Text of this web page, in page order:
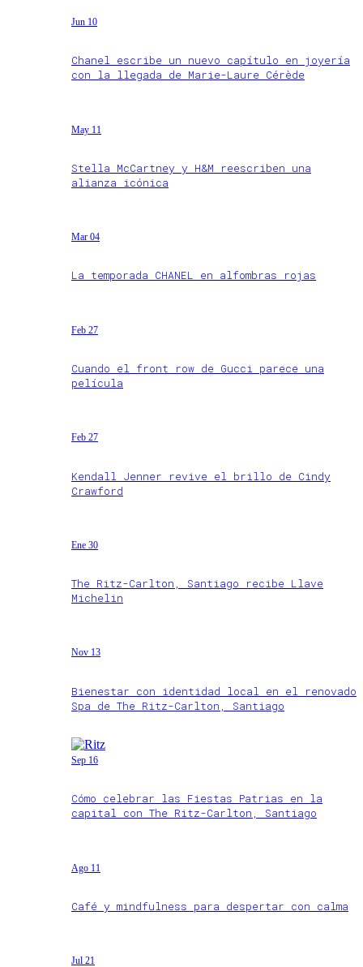
Jun 10
Chanel escribe un nuevo capítulo en joyería
con la llegada de Marie-Laure Cérède
May 11
Stella McCartney y H&M reescriben una
alianza icónica
Mar 04
La temporada CHANEL en alfombras rojas
Feb 27
Cuando el front row de Gucci parece una
película
Feb 27
Kendall Jenner revive el brillo de Cindy
Crawford
Ene 30
The Ritz-Carlton, Santiago recibe Llave
Michelin
Nov 13
Bienestar con identidad local en el renovado
Spa de The Ritz-Carlton, Santiago
Sep 16
Cómo celebrar las Fiestas Patrias en la
capital con The Ritz-Carlton, Santiago
Ago 11
Café y mindfulness para despertar con calma
Jul 21